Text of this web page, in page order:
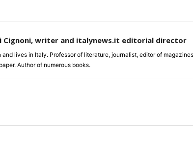
Cignoni, writer and italynews.it editorial director
and lives in Italy. Professor of literature, journalist, editor of
Author of numerous books.